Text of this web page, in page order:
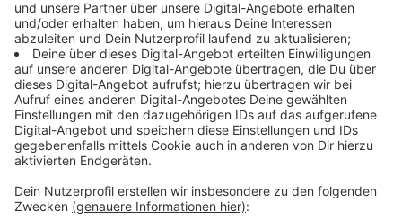
Mal bei Sky, mal bei DAZN
Anzeige
Fans von Borussia Dortmund brauchen beide Anbieter.
Denn der BVB wird im Achtelfinale gegen Paris St.
DAZN übertragen. Das Rückspiel in der französischen